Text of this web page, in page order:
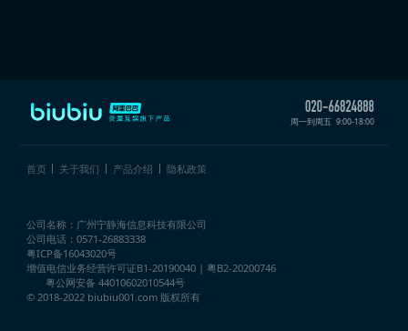
周一到周五 9:00-18:00
首页 关于我们 产品介绍 隐私政策
公司名称：广州宁静海信息科技有限公司
公司电话：0571-26883338
粤ICP备16043020号
增值电信业务经营许可证B1-20190040 | 粤B2-20200746
粤公网安备 44010602010544号
© 2018-2022 biubiu001.com 版权所有